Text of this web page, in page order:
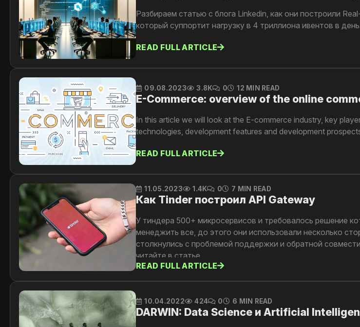
Разбираем статью с блога Linkedin, как они построили
который суппортит нагрузку в 4 триллиона ивентов в
READ FULL ARTICLE
09.08.2023 3.8K 0 12 MIN READ
E-Commerce: overview of the online
In this article we will look at the E-commerce industry, key
technologies, development features and development
READ FULL ARTICLE
11.05.2023 1.4K 0 7 MIN READ
Как Tinder построил API Gateway
У тиндера 500+ микросервисов и требовалось решение
менеджить все, до этого они использовали несколько
столкнулись с проблемой поддержки и обратной
читайте в статье
READ FULL ARTICLE
10.04.2022 424 0 6 MIN READ
DARWIN: Data Science и Artificial